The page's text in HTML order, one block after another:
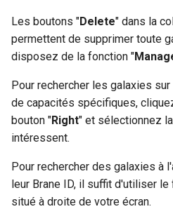
Les boutons "Delete" dans la
permettent de supprimer toute
disposez de la fonction "
Pour rechercher les galaxies
de capacités spécifiques,
bouton "Right" et sélectionnez
intéressent.
Pour rechercher des galaxies à
leur Brane ID, il suffit d'utiliser
situé à droite de votre écran.